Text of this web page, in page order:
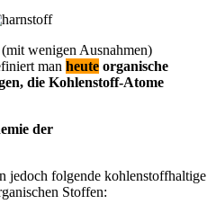
wenigen Ausnahmen)
man heute organische
die Kohlenstoff-Atome
der
jedoch folgende kohlenstoffhaltige
Stoffen: